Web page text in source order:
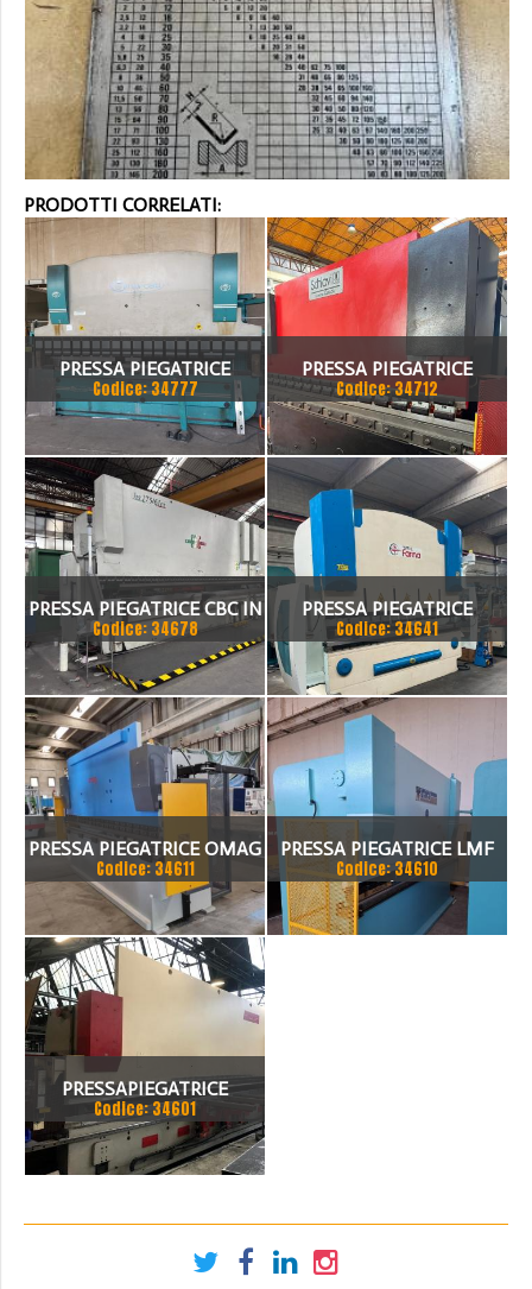
PRODOTTI CORRELATI:
PRESSA PIEGATRICE
VIMERCATI 80X4175
Codice: 34777
PRESSA PIEGATRICE
SCHIAVI 6 ASSI 3000 X 100
TON
Codice: 34712
PRESSA PIEGATRICE CBC IN
TANDEM
Codice: 34678
PRESSA PIEGATRICE
FARINA 3000 X 130 TON
Codice: 34641
PRESSA PIEGATRICE OMAG
EPB 10036100 TON X 4MT
Codice: 34611
PRESSA PIEGATRICE LMF
100 TON. / 4100MM
Codice: 34610
PRESSAPIEGATRICE
BEYELER DEL 2002 A CNC
7.200 MM X 200 TON
Codice: 34601